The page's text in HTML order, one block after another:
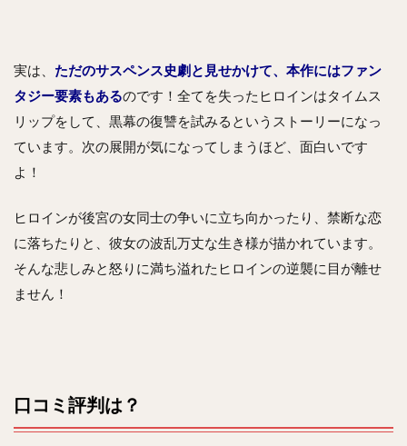
実は、 ただのサスペンス史劇と見せかけて、本作にはファン
タジー要素もあるのです！全てを失ったヒロインはタイムス
リップをして、黒幕の復讐を試みるというストーリーになっ
ています。次の展開が気になってしまうほど、面白いです
よ！
ヒロインが後宮の女同士の争いに立ち向かったり、禁断な恋
に落ちたりと、彼女の波乱万丈な生き様が描かれています。
そんな悲しみと怒りに満ち溢れたヒロインの逆襲に目が離せ
ません！
口コミ評判は？